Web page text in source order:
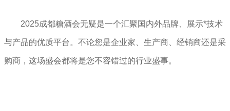
2025成都糖酒会无疑是一个汇聚国内外品牌、展示*技术
与产品的优质平台。不论您是企业家、生产商、经销商还是采
购商，这场盛会都将是您不容错过的行业盛事。